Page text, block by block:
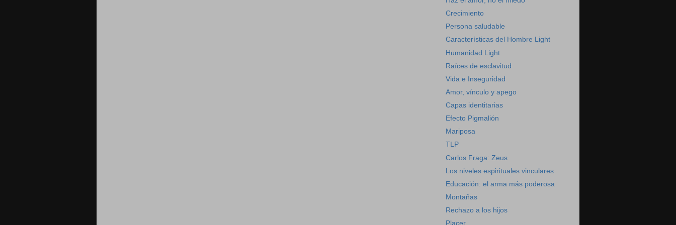
Crecimiento
Persona saludable
Características del Hombre Light
Humanidad Light
Raíces de esclavitud
Vida e Inseguridad
Amor, vínculo y apego
Capas identitarias
Efecto Pigmalión
Mariposa
TLP
Carlos Fraga: Zeus
Los niveles espirituales vinculares
Educación: el arma más poderosa
Montañas
Rechazo a los hijos
Placer